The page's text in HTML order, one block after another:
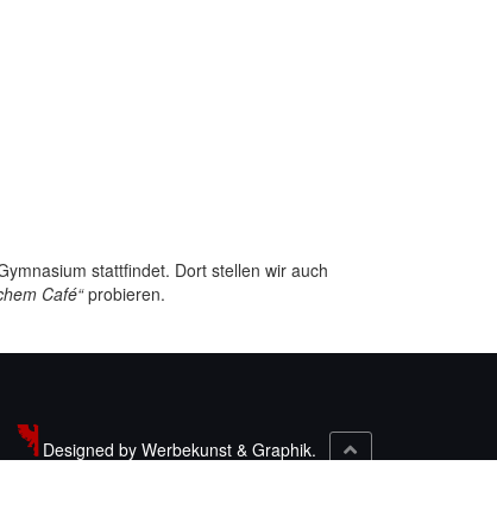
stattfindet. Dort stellen wir auch
Café“probieren.
Designed by Werbekunst & Graphik.